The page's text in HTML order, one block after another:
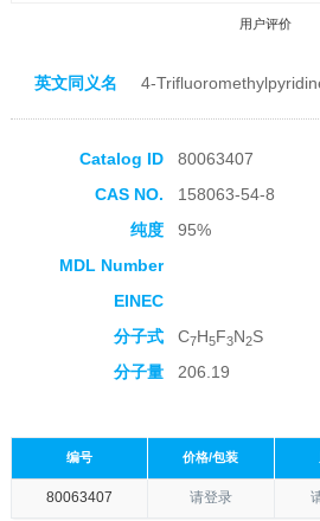
用户评价
收藏产品
英文同义名 4-
Catalog ID
80063407
CAS NO.
158063-54-8
纯度
95%
MDL Number
EINEC
分子式
C7H5F3N2S
分子量
206.19
编号 价格/包装
80063407 请登录